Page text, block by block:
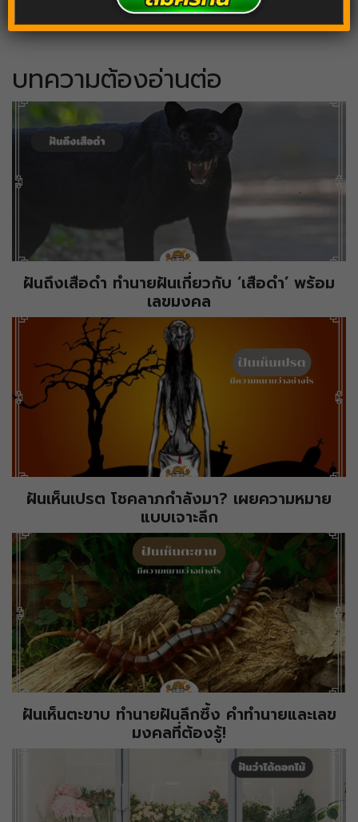
บทความต้องอ่านต่อ
ฝันถึงเสือดำ ทำนายฝันเกี่ยวกับ ‘เสือดำ’ พร้อม
เลขมงคล
ฝันเห็นเปรต โชคลาภกำลังมา? เผยความหมาย
แบบเจาะลึก
ฝันเห็นตะขาบ ทำนายฝันลึกซึ้ง คำทำนายและเลข
มงคลที่ต้องรู้!